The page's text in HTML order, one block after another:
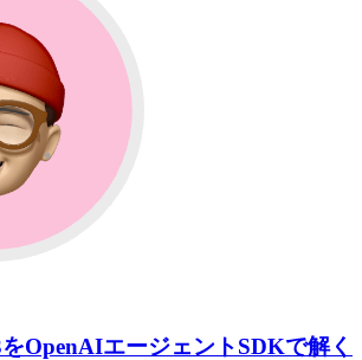
OpenAIエージェントSDKで解く